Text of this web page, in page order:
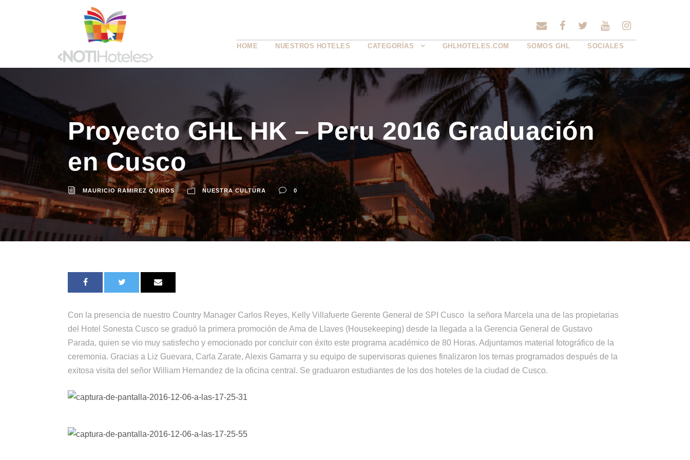
HOME NUESTROS HOTELES CATEGORÍAS GHLHOTELES.COM SOMOS GHL SOCIALES
Proyecto GHL HK – Peru 2016 Graduación
en Cusco
MAURICIO RAMIREZ QUIROS NUESTRA CULTURA 0
Con la presencia de nuestro Country Manager Carlos Reyes, Kelly Villafuerte Gerente General de SPI Cusco la señora Marcela una de las propietarias
del Hotel Sonesta Cusco se graduó la primera promoción de Ama de Llaves (Housekeeping) desde la llegada a la Gerencia General de Gustavo
Parada, quien se vio muy satisfecho y emocionado por concluir con éxito este programa académico de 80 Horas. Adjuntamos material fotográfico de la
ceremonia. Gracias a Liz Guevara, Carla Zarate, Alexis Gamarra y su equipo de supervisoras quienes finalizaron los temas programados después de la
exitosa visita del señor William Hernandez de la oficina central. Se graduaron estudiantes de los dos hoteles de la ciudad de Cusco.